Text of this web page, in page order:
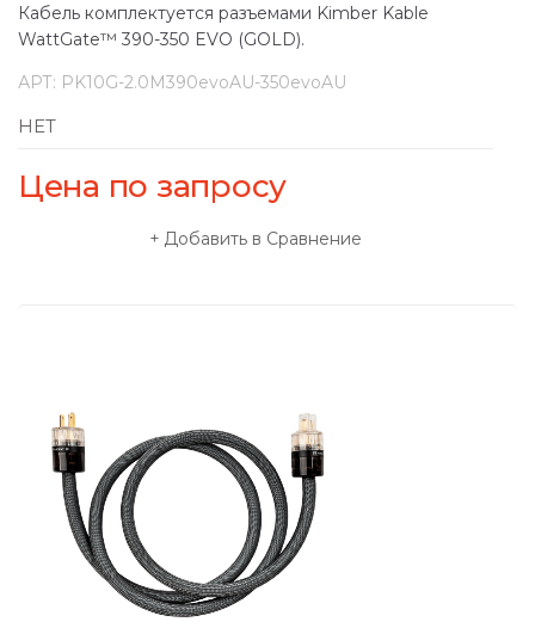
Кабель комплектуется разъемами Kimber Kable
WattGate™ 390-350 EVO (GOLD).
АРТ: PK10G-2.0M390evoAU-350evoAU
НЕТ
Цена по запросу
Добавить в Сравнение